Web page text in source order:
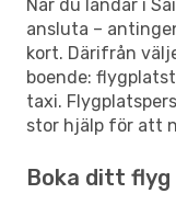
När du landar i
ansluta –
kort. Därifrån
boende:
taxi.
stor hjälp för att
Boka ditt